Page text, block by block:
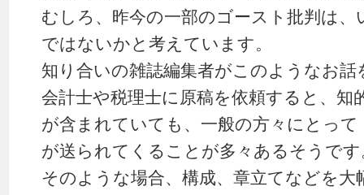
むしろ、昨今の一部のゴースト批判は
ではないかと考えています。
知り合いの雑誌編集者がこのようなお
会計士や税理士に原稿を依頼すると、知
が含まれていても、一般の方々にとっ
が送られてくることが多々あるそうです
そのような場合、構成、章立てなどを大